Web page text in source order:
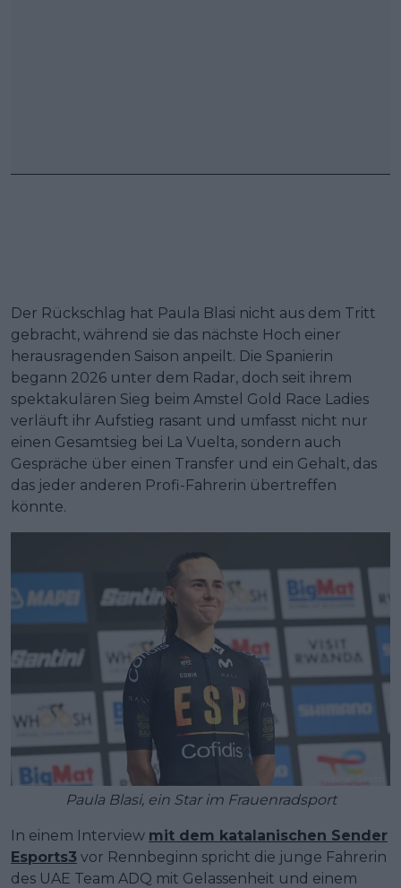
Der Rückschlag hat Paula Blasi nicht aus dem Tritt
gebracht, während sie das nächste Hoch einer
herausragenden Saison anpeilt. Die Spanierin
begann 2026 unter dem Radar, doch seit ihrem
spektakulären Sieg beim Amstel Gold Race Ladies
verläuft ihr Aufstieg rasant und umfasst nicht nur
einen Gesamtsieg bei La Vuelta, sondern auch
Gespräche über einen Transfer und ein Gehalt, das
das jeder anderen Profi-Fahrerin übertreffen
könnte.
Paula Blasi, ein Star im Frauenradsport
In einem Interview mit dem katalanischen Sender
Esports3 vor Rennbeginn spricht die junge Fahrerin
des UAE Team ADQ mit Gelassenheit und einem